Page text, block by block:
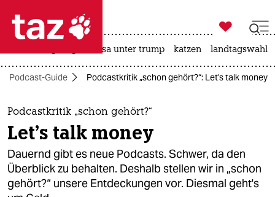
 taz zahl ich
taz zahl ich
themen
politik
öko

taz zahl ich
usa unter trump katzen landtagswahl
Podcast-Guide Podcastkritik „schon gehört?“: Let's talk money
Podcastkritik „schon gehört?“
Let's talk money
Dauernd gibt es neue Podcasts. Schwer, da den
Überblick zu behalten. Deshalb stellen wir in „schon
gehört?“ unsere Entdeckungen vor. Diesmal geht's